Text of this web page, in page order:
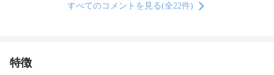
すべてのコメントを見る(全22件)
特徴